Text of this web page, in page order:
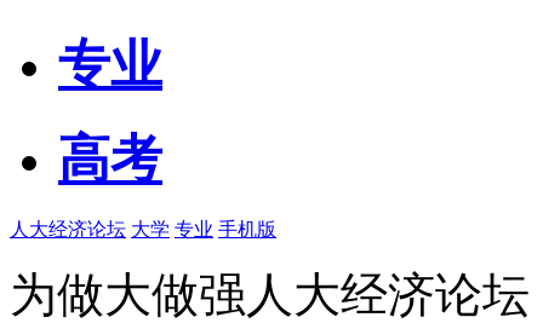
专业
高考
人大经济论坛 大学 专业 手机版
为做大做强人大经济论